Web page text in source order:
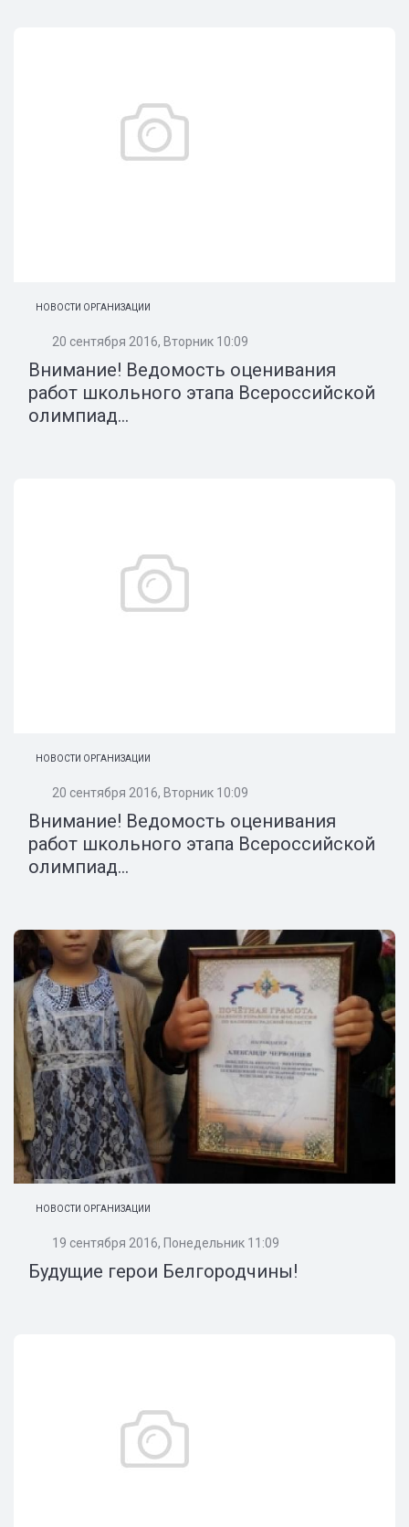
НОВОСТИ ОРГАНИЗАЦИИ
20 сентября 2016, Вторник 10:09
Внимание! Ведомость оценивания
работ школьного этапа Всероссийской
олимпиад...
НОВОСТИ ОРГАНИЗАЦИИ
20 сентября 2016, Вторник 10:09
Внимание! Ведомость оценивания
работ школьного этапа Всероссийской
олимпиад...
НОВОСТИ ОРГАНИЗАЦИИ
19 сентября 2016, Понедельник 11:09
Будущие герои Белгородчины!